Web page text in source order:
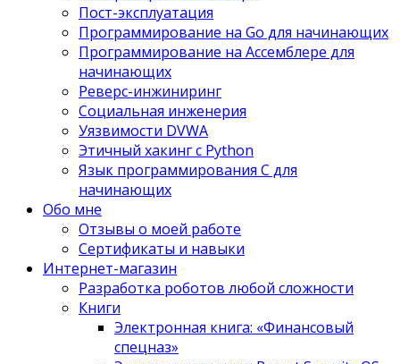
Пост-эксплуатация
Программирование на Go для начинающих
Программирование на Ассемблере для
начинающих
Реверс-инжиниринг
Социальная инженерия
Уязвимости DVWA
Этичный хакинг с Python
Язык программирования С для
начинающих
Обо мне
Отзывы о моей работе
Сертификаты и навыки
Интернет-магазин
Разработка роботов любой сложности
Книги
Электронная книга: «Финансовый
спецназ»